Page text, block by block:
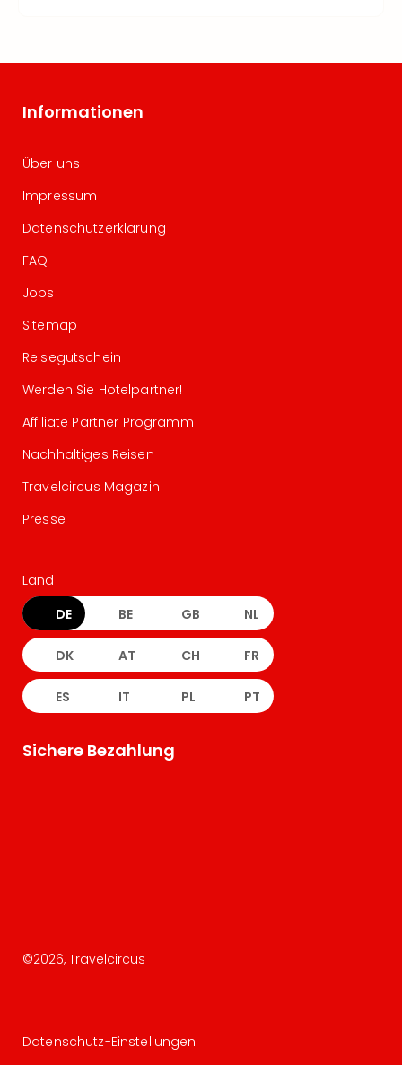
Informationen
Über uns
Impressum
Datenschutzerklärung
FAQ
Jobs
Sitemap
Reisegutschein
Werden Sie Hotelpartner!
Affiliate Partner Programm
Nachhaltiges Reisen
Travelcircus Magazin
Presse
Land
DE BE GB NL
DK AT CH FR
ES IT PL PT
Sichere Bezahlung
©2026, Travelcircus
Datenschutz-Einstellungen